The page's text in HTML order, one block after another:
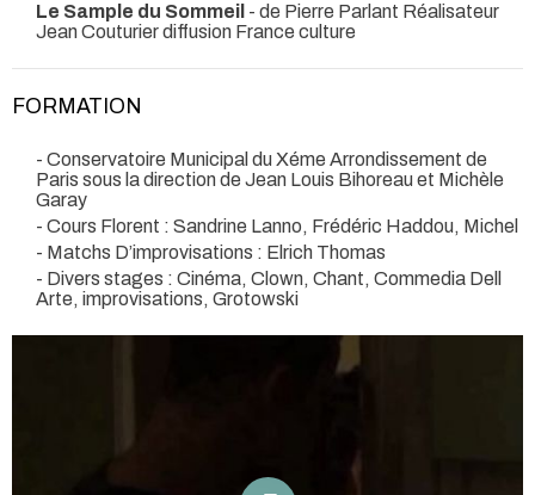
Le Sample du Sommeil - de Pierre Parlant Réalisateur
Jean Couturier diffusion France culture
FORMATION
- Conservatoire Municipal du Xéme Arrondissement de
Paris sous la direction de Jean Louis Bihoreau et Michèle
Garay
- Cours Florent : Sandrine Lanno, Frédéric Haddou, Michel
- Matchs D’improvisations : Elrich Thomas
- Divers stages : Cinéma, Clown, Chant, Commedia Dell
Arte, improvisations, Grotowski